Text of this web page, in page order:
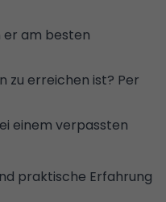
er am besten
zu erreichen ist? Per
einem verpassten
praktische Erfahrung